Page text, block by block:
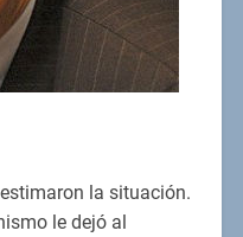
la situación.
le dejó al